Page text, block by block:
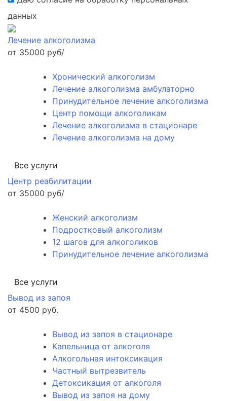
данных
Лечение алкоголизма
от 35000 руб/
Хронический алкоголизм
Лечение алкоголизма амбулаторно
Принудительное лечение алкоголизма
Центр помощи алкоголикам
Лечение алкоголизма в стационаре
Лечение алкоголизма на дому
Все услуги
Центр реабилитации
от 35000 руб/
Женский алкоголизм
Подростковый алкоголизм
12 шагов для алкоголиков
Принудительное лечение алкоголизма
Все услуги
Вывод из запоя
от 4500 руб.
Вывод из запоя в стационаре
Капельница от алкоголя
Алкогольная интоксикация
Частный вытрезвитель
Детоксикация от алкоголя
Вывод из запоя на дому